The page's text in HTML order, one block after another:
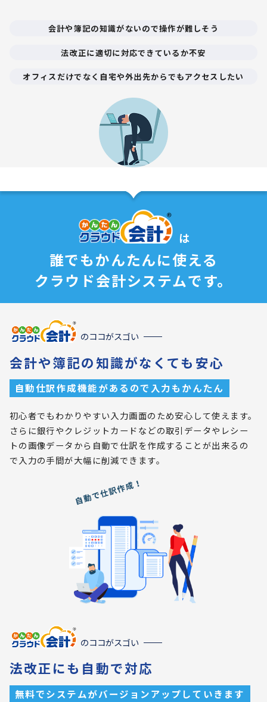
会計や簿記の知識がないので操作が難しそう
法改正に適切に対応できているか不安
オフィスだけでなく自宅や外出先からでもアクセスしたい
は
誰でもかんたんに使える
クラウド会計システムです。
のココがスゴい
会計や簿記の知識がなくても安心
自動仕訳作成機能があるので入力もかんたん
初心者でもわかりやすい入力画面のため安心して使えます。
さらに銀行やクレジットカードなどの取引データやレシー
トの画像データから自動で仕訳を作成することが出来るの
で入力の手間が大幅に削減できます。
のココがスゴい
法改正にも自動で対応
無料でシステムがバージョンアップしていきます